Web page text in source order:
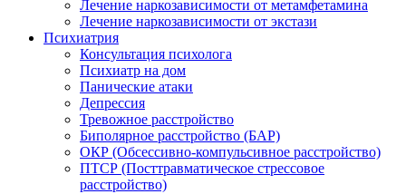
Лечение наркозависимости от метамфетамина
Лечение наркозависимости от экстази
Психиатрия
Консультация психолога
Психиатр на дом
Панические атаки
Депрессия
Тревожное расстройство
Биполярное расстройство (БАР)
ОКР (Обсессивно-компульсивное расстройство)
ПТСР (Посттравматическое стрессовое
расстройство)